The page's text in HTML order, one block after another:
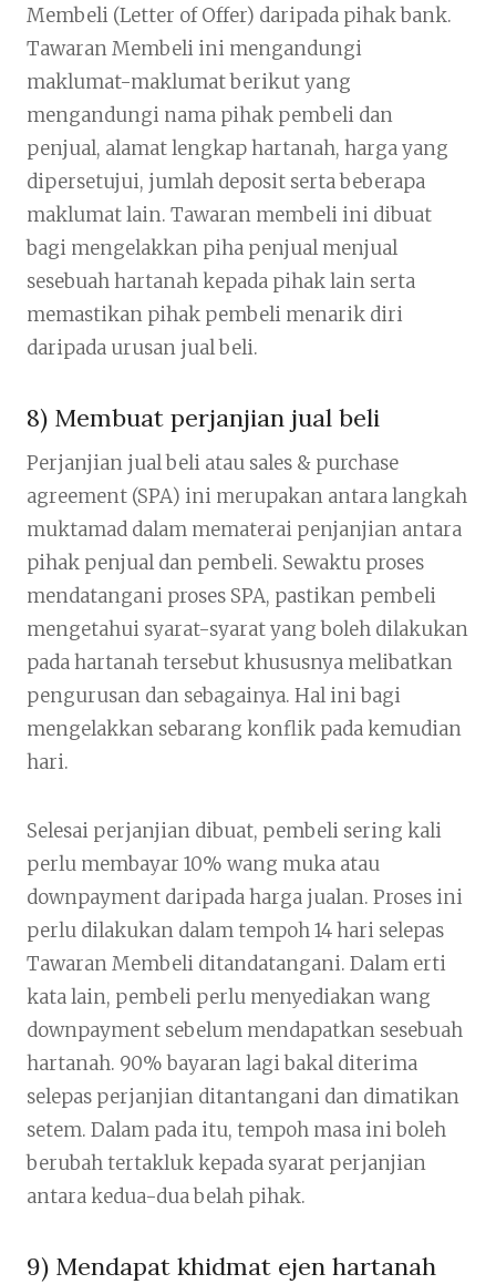
Membeli (Letter of Offer) daripada pihak bank.
Tawaran Membeli ini mengandungi
maklumat-maklumat berikut yang
mengandungi nama pihak pembeli dan
penjual, alamat lengkap hartanah, harga yang
dipersetujui, jumlah deposit serta beberapa
maklumat lain. Tawaran membeli ini dibuat
bagi mengelakkan piha penjual menjual
sesebuah hartanah kepada pihak lain serta
memastikan pihak pembeli menarik diri
daripada urusan jual beli.
8) Membuat perjanjian jual beli
Perjanjian jual beli atau sales & purchase
agreement (SPA) ini merupakan antara langkah
muktamad dalam mematerai penjanjian antara
pihak penjual dan pembeli. Sewaktu proses
mendatangani proses SPA, pastikan pembeli
mengetahui syarat-syarat yang boleh dilakukan
pada hartanah tersebut khususnya melibatkan
pengurusan dan sebagainya. Hal ini bagi
mengelakkan sebarang konflik pada kemudian
hari.
Selesai perjanjian dibuat, pembeli sering kali
perlu membayar 10% wang muka atau
downpayment daripada harga jualan. Proses ini
perlu dilakukan dalam tempoh 14 hari selepas
Tawaran Membeli ditandatangani. Dalam erti
kata lain, pembeli perlu menyediakan wang
downpayment sebelum mendapatkan sesebuah
hartanah. 90% bayaran lagi bakal diterima
selepas perjanjian ditantangani dan dimatikan
setem. Dalam pada itu, tempoh masa ini boleh
berubah tertakluk kepada syarat perjanjian
antara kedua-dua belah pihak.
9) Mendapat khidmat ejen hartanah